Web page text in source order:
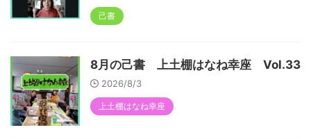
己書
8月の己書 上土棚はなね幸座 Vol.33
2026/8/3
上土棚はなね幸座